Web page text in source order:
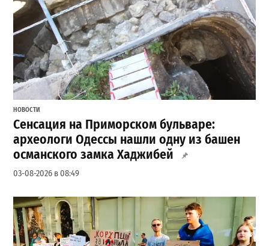
НОВОСТИ
Сенсация на Приморском бульваре:
археологи Одессы нашли одну из башен
османского замка Хаджибей
03-08-2026 в 08:49